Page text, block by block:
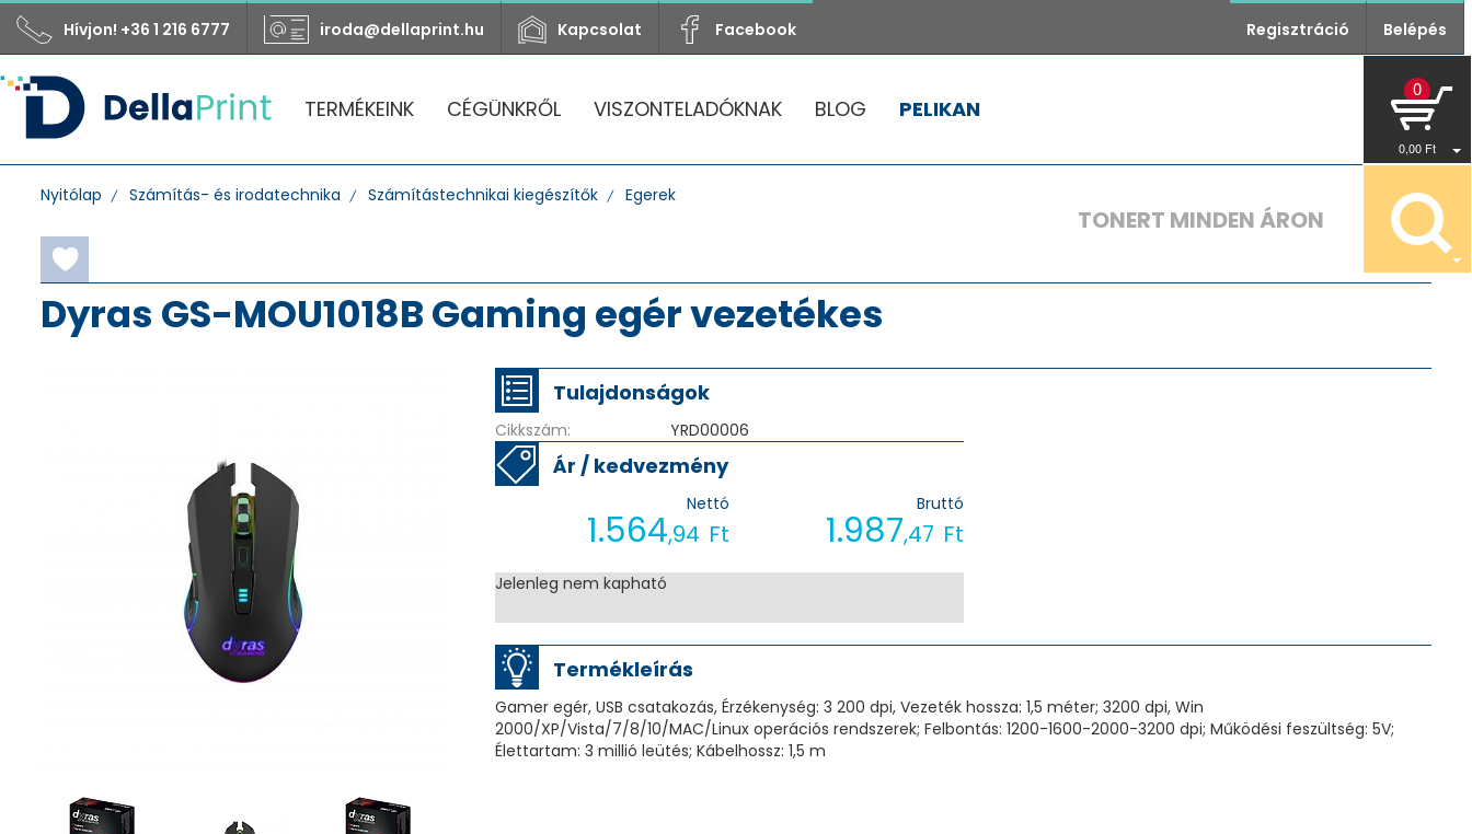
Hívjon! +36 1 216 6777 iroda@dellaprint.hu Kapcsolat Facebook Regisztráció Belépés
TERMÉKEINK CÉGÜNKRŐL VISZONTELADÓKNAK BLOG PELIKAN
0
0,00 Ft
TONERT MINDEN ÁRON
Nyitólap Számítás- és irodatechnika Számítástechnikai kiegészítők Egerek
Dyras GS-MOU1018B Gaming egér vezetékes
Tulajdonságok
Cikkszám: YRD00006
Ár / kedvezmény
Nettó
1.564,94 Ft
Bruttó
1.987,47 Ft
Jelenleg nem kapható
Termékleírás
Gamer egér, USB csatakozás, Érzékenység: 3 200 dpi, Vezeték hossza: 1,5 méter; 3200 dpi, Win
2000/XP/Vista/7/8/10/MAC/Linux operációs rendszerek; Felbontás: 1200-1600-2000-3200 dpi; Működési feszültség: 5V;
Élettartam: 3 millió leütés; Kábelhossz: 1,5 m